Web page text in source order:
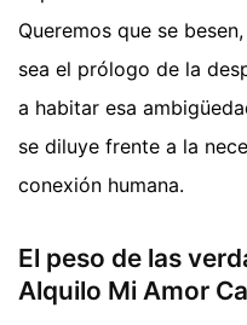
Queremos que se
sea el prólogo de la
a habitar esa
se diluye frente a la
conexión humana.
El peso de las
Alquilo Mi Amor